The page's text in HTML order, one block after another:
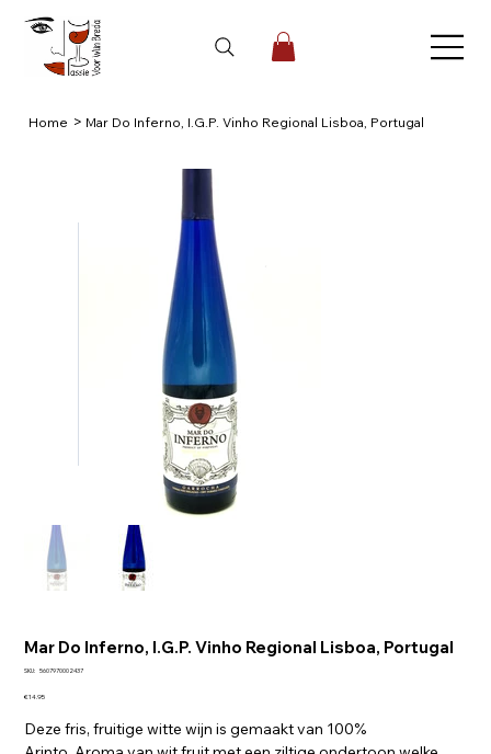
Home > Mar Do Inferno, I.G.P. Vinho Regional Lisboa, Portugal
Mar Do Inferno, I.G.P. Vinho Regional Lisboa, Portugal
SKU:
SKU
5607970002437
Price
€14.95
Deze fris, fruitige witte wijn is gemaakt van 100%